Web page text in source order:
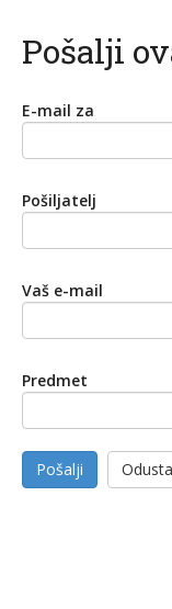
Pošalji
E-mail za
Pošiljatelj
Vaš e-mail
Predmet
Pošalji